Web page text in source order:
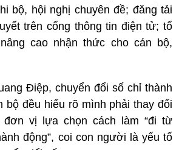
bộ, hội nghị chuyên đề; đăng tải
trên cổng thông tin điện tử; tổ
cao nhận thức cho cán bộ,
Điệp, chuyển đổi số chỉ thành
bộ đều hiểu rõ mình phải thay đổi
vị lựa chọn cách làm “đi từ
động”, coi con người là yếu tố